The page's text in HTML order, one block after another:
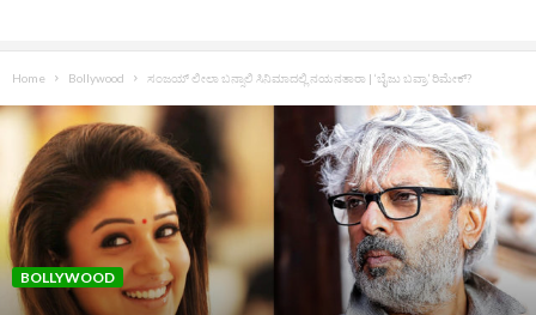
Home Bollywood ಸಂಜಯ್ ಲೀಲಾ ಬನ್ಸಾಲಿ ಸಿನಿಮಾದಲ್ಲಿ ನಯನತಾರಾ | ‘ಬೈಜು ಬವ್ರಾ’ ರಿಮೇಕ್​?
BOLLYWOOD